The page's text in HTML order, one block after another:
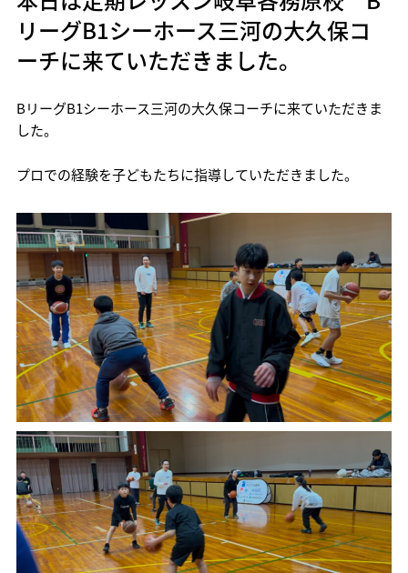
リーグB1シーホース三河の大久保コ
ーチに来ていただきました。
BリーグB1シーホース三河の大久保コーチに来ていただきま
した。
プロでの経験を子どもたちに指導していただきました。